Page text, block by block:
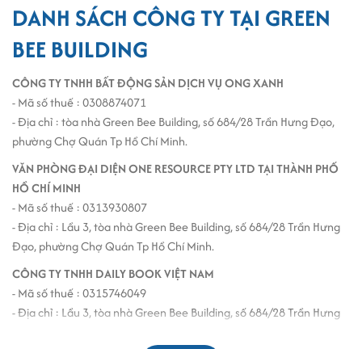
DANH SÁCH CÔNG TY TẠI GREEN
BEE BUILDING
CÔNG TY TNHH BẤT ĐỘNG SẢN DỊCH VỤ ONG XANH
- Mã số thuế : 0308874071
- Địa chỉ : tòa nhà Green Bee Building, số 684/28 Trần Hưng Đạo,
phường Chợ Quán Tp Hồ Chí Minh.
VĂN PHÒNG ĐẠI DIỆN ONE RESOURCE PTY LTD TẠI THÀNH PHỐ
HỒ CHÍ MINH
- Mã số thuế : 0313930807
- Địa chỉ : Lầu 3, tòa nhà Green Bee Building, số 684/28 Trần Hưng
Đạo, phường Chợ Quán Tp Hồ Chí Minh.
CÔNG TY TNHH DAILY BOOK VIỆT NAM
- Mã số thuế : 0315746049
- Địa chỉ : Lầu 3, tòa nhà Green Bee Building, số 684/28 Trần Hưng